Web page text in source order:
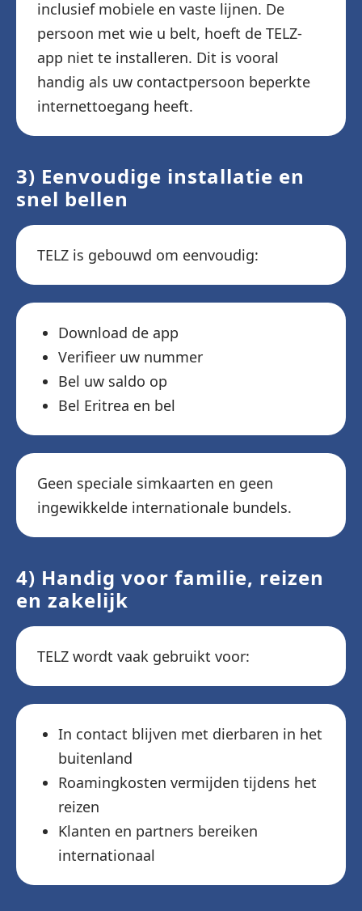
inclusief mobiele en vaste lijnen. De
persoon met wie u belt, hoeft de TELZ-
app niet te installeren. Dit is vooral
handig als uw contactpersoon beperkte
internettoegang heeft.
3) Eenvoudige installatie en
snel bellen
TELZ is gebouwd om eenvoudig:
Download de app
Verifieer uw nummer
Bel uw saldo op
Bel Eritrea en bel
Geen speciale simkaarten en geen
ingewikkelde internationale bundels.
4) Handig voor familie, reizen
en zakelijk
TELZ wordt vaak gebruikt voor:
In contact blijven met dierbaren in het
buitenland
Roamingkosten vermijden tijdens het
reizen
Klanten en partners bereiken
internationaal